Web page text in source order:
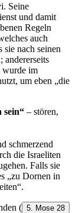
Seine
und damit
Regeln
auch
sie nach seinen
andererseits
wurde im
um eben „die
sein“ – stören,
schmerzend
die Israeliten
Falls sie
„zu Dornen in
( 5. Mose 28